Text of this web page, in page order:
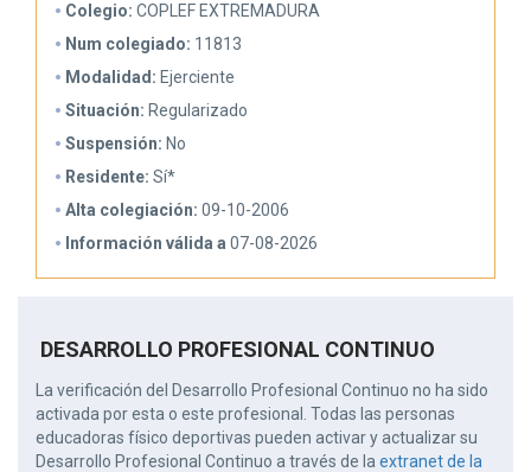
Colegio: COPLEF EXTREMADURA
Num colegiado: 11813
Modalidad: Ejerciente
Situación: Regularizado
Suspensión: No
Residente: Sí*
Alta colegiación: 09-10-2006
Información válida a 07-08-2026
DESARROLLO PROFESIONAL CONTINUO
La verificación del Desarrollo Profesional Continuo no ha sido
activada por esta o este profesional. Todas las personas
educadoras físico deportivas pueden activar y actualizar su
Desarrollo Profesional Continuo a través de la extranet de la